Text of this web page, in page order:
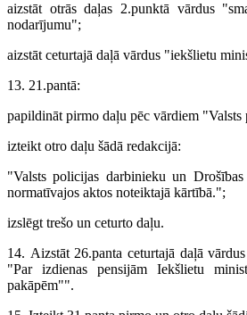
aizstāt otrās daļas 2.punktā vārdus
nodarījumu";
aizstāt ceturtajā daļā vārdus "iekšlietu
13. 21.pantā:
papildināt pirmo daļu pēc vārdiem
izteikt otro daļu šādā redakcijā:
"Valsts policijas darbinieku un
normatīvajos aktos noteiktajā kārtībā.";
izslēgt trešo un ceturto daļu.
14. Aizstāt 26.panta ceturtajā daļā
"Par izdienas pensijām Iekšlietu
pakāpēm"".